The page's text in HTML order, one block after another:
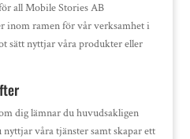
all Mobile Stories AB
inom ramen för vår verksamhet i
sätt nyttjar våra produkter eller
dig lämnar du huvudsakligen
våra tjänster samt skapar ett